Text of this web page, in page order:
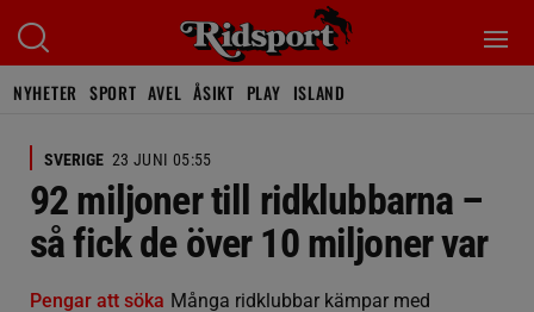
NYHETER SPORT AVEL ÅSIKT PLAY ISLAND
SVERIGE 23 JUNI 05:55
92 miljoner till ridklubbarna –
så fick de över 10 miljoner var
Pengar att söka Många ridklubbar kämpar med